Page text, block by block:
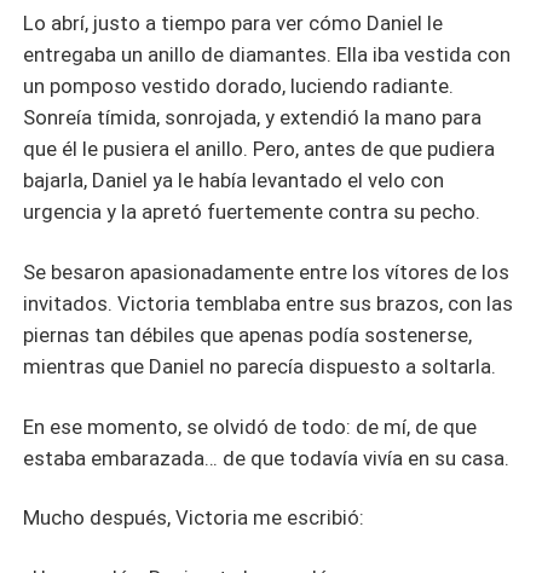
Lo abrí, justo a tiempo para ver cómo Daniel le
entregaba un anillo de diamantes. Ella iba vestida con
un pomposo vestido dorado, luciendo radiante.
Sonreía tímida, sonrojada, y extendió la mano para
que él le pusiera el anillo. Pero, antes de que pudiera
bajarla, Daniel ya le había levantado el velo con
urgencia y la apretó fuertemente contra su pecho.
Se besaron apasionadamente entre los vítores de los
invitados. Victoria temblaba entre sus brazos, con las
piernas tan débiles que apenas podía sostenerse,
mientras que Daniel no parecía dispuesto a soltarla.
En ese momento, se olvidó de todo: de mí, de que
estaba embarazada… de que todavía vivía en su casa.
Mucho después, Victoria me escribió: